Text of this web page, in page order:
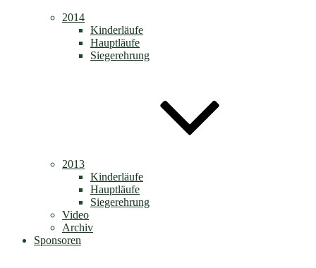
2014
Kinderläufe
Hauptläufe
Siegerehrung
2013
Kinderläufe
Hauptläufe
Siegerehrung
Video
Archiv
Sponsoren